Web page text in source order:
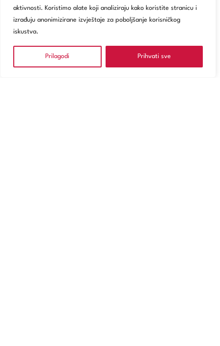
aktivnosti. Koristimo alate koji analiziraju kako koristite stranicu i
izrađuju anonimizirane izvještaje za poboljšanje korisničkog
iskustva.
Prilagodi Prihvati sve
NARUČITE SE